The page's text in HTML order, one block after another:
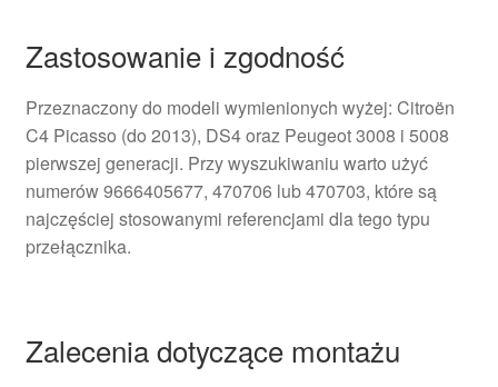
Zastosowanie i zgodność
Przeznaczony do modeli wymienionych wyżej: Citroën
C4 Picasso (do 2013), DS4 oraz Peugeot 3008 i 5008
pierwszej generacji. Przy wyszukiwaniu warto użyć
numerów 9666405677, 470706 lub 470703, które są
najczęściej stosowanymi referencjami dla tego typu
przełącznika.
Zalecenia dotyczące montażu